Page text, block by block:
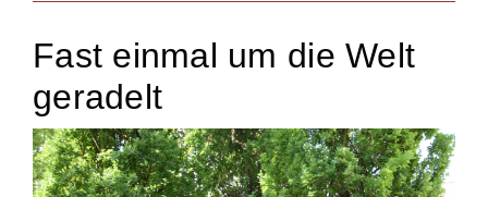
Kontakt & Anfahrt
Termine
Stellen
Fast einmal um die Welt
geradelt